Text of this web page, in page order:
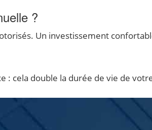
?
Un investissement
: cela double la durée de vie de